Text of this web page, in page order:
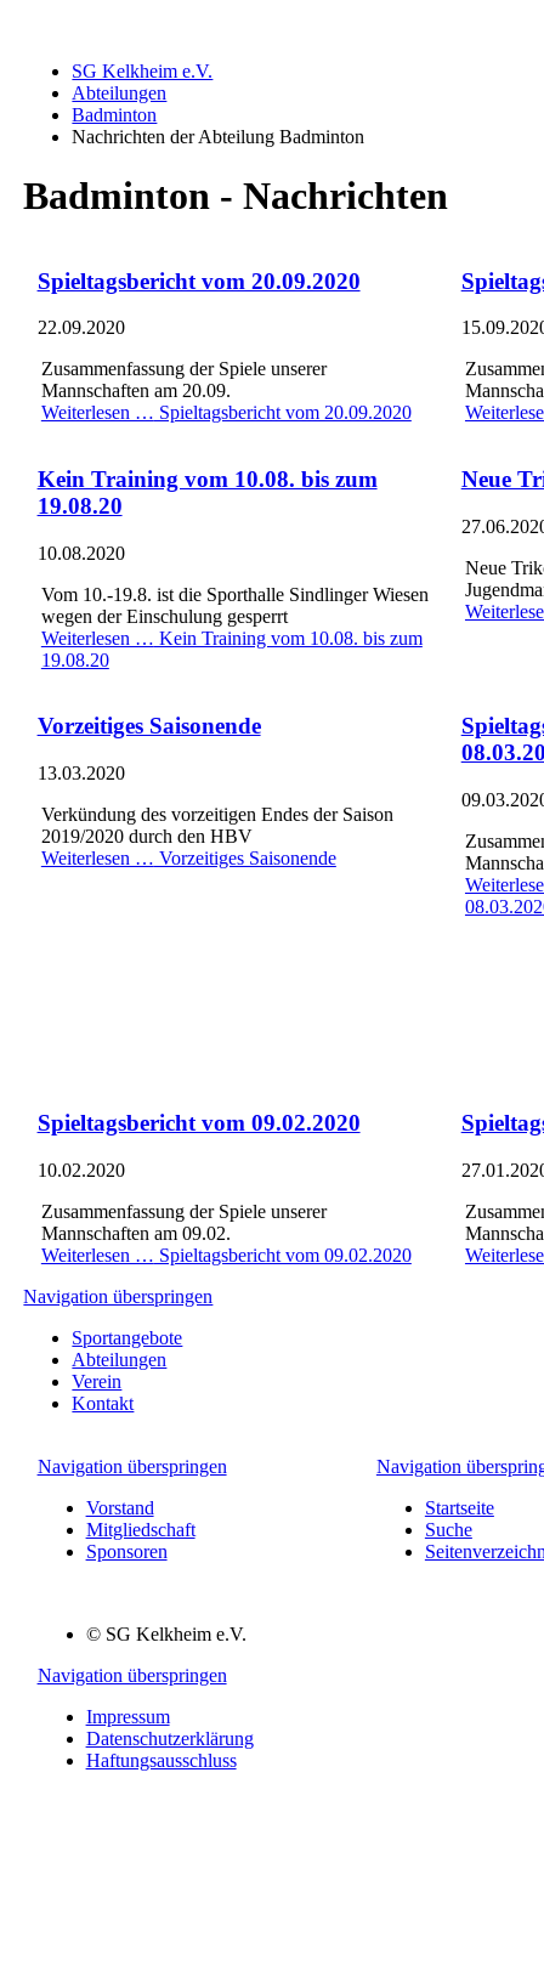
SG Kelkheim e.V.
Abteilungen
Badminton
Nachrichten der Abteilung Badminton
Badminton - Nachrichten
Spieltagsbericht vom 20.09.2020
22.09.2020
Zusammenfassung der Spiele unserer
Mannschaften am 20.09.
Weiterlesen … Spieltagsbericht vom 20.09.2020
Kein Training vom 10.08. bis zum
19.08.20
10.08.2020
Vom 10.-19.8. ist die Sporthalle Sindlinger Wiesen
wegen der Einschulung gesperrt
Weiterlesen … Kein Training vom 10.08. bis zum
19.08.20
Neue
Neue
Vorzeitiges Saisonende
13.03.2020
Verkündung des vorzeitigen Endes der Saison
2019/2020 durch den HBV
Weiterlesen … Vorzeitiges Saisonende
Spieltagsbericht vom 09.02.2020
10.02.2020
Zusammenfassung der Spiele unserer
Mannschaften am 09.02.
Weiterlesen … Spieltagsbericht vom 09.02.2020
Navigation überspringen
Sportangebote
Abteilungen
Verein
Kontakt
Navigation überspringen
Vorstand
Mitgliedschaft
Sponsoren
Navigation
Startseite
Suche
© SG Kelkheim e.V.
Navigation überspringen
Impressum
Datenschutzerklärung
Haftungsausschluss